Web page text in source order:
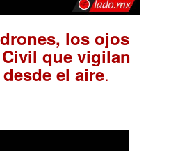
los ojos
que vigilan
el aire.